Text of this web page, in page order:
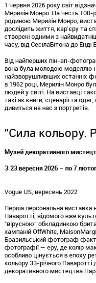
1 червня 2026 року світ
Мерилін Монро. На честь 100-
родиною Мерилін Монро,
дослідить життя, кар'єру та
створені одними з
часу, відСесілаБітонадо Енді
Від найперших пін-ап-
вона була молодою моделлю
найзворушливіших останніх
в 1962 році, Мерилін Монро
людей у​​світі. На виставці
такі як книги, сценарії та
дивиться на нас з портретів.
"Сила кольору.
Музей декоративного
З 23 вересня 2026 – по 7
Vogue US, вересень 2022
Перша персональна виставка
Паваротті, відомого вже
"вірусною" обкладинкою
кампанійOffWhite, Maison
Бразильський фотограф
фотографії — еру, де колір
особливоцінується в епоху
кольору 33-річного
декоративного мистецтва